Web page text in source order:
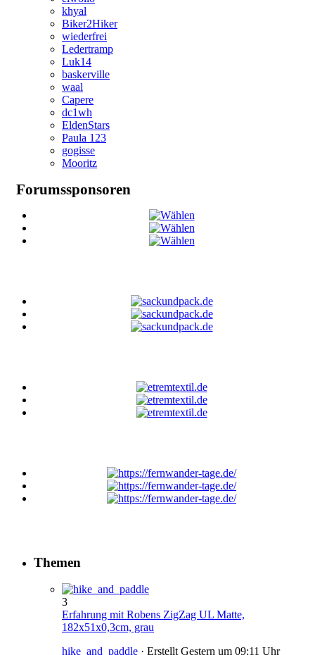
khyal
Biker2Hiker
wiederfrei
Ledertramp
Luk14
baskerville
waal
Capere
dc1wh
EldenStars
Paula 123
gogisse
Mooritz
Forumssponsoren
Themen
3
Erfahrung mit Robens ZigZag UL Matte,
182x51x0,3cm, grau
hike_and_paddle · Erstellt Gestern um 09:11 Uhr